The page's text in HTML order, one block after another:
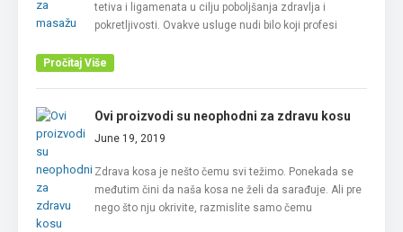
tetiva i ligamenata u cilju poboljšanja zdravlja i
pokretljivosti. Ovakve usluge nudi bilo koji profesi
Pročitaj Više
Ovi proizvodi su neophodni za zdravu kosu
June 19, 2019
Zdrava kosa je nešto čemu svi težimo. Ponekada se
međutim čini da naša kosa ne želi da sarađuje. Ali pre
nego što nju okrivite, razmislite samo čemu